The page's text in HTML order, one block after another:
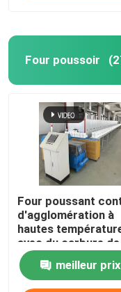
Fours de séchage
Forneau de
Four poussoir
Four poussant
d'agglomération à
hautes
avec du carbure de
silicium Rods pour
pièces
zircone d'alumine
meilleur prix